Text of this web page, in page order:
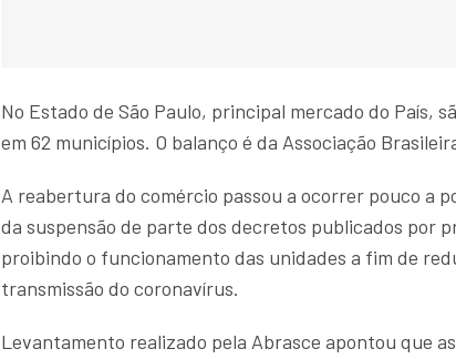
No Estado de São Paulo, principal mercado do País,
em 62 municípios. O balanço é da Associação
A reabertura do comércio passou a ocorrer pouco a
da suspensão de parte dos decretos publicados por
proibindo o funcionamento das unidades a fim de
transmissão do coronavírus.
Levantamento realizado pela Abrasce apontou que